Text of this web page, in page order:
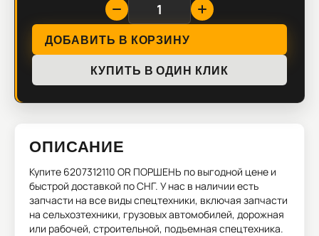
ДОБАВИТЬ В КОРЗИНУ
КУПИТЬ В ОДИН КЛИК
ОПИСАНИЕ
Купите 6207312110 OR ПОРШЕНЬ по выгодной цене и
быстрой доставкой по СНГ. У нас в наличии есть
запчасти на все виды спецтехники, включая запчасти
на сельхозтехники, грузовых автомобилей, дорожная
или рабочей, строительной, подъемная спецтехника.